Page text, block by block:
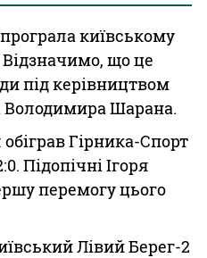
київському
Відзначимо, що це
під керівництвом
Володимира Шарана.
Гірника-Спорт
Підопічні Ігоря
перемогу цього
Лівий Берег-2